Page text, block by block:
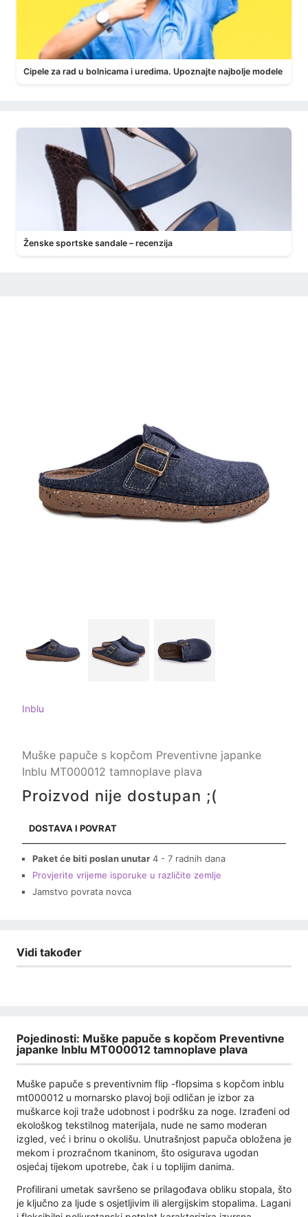
Cipele za rad u bolnicama i uredima. Upoznajte najbolje modele
Ženske sportske sandale – recenzija
Inblu
Muške papuče s kopčom Preventivne japanke
Inblu MT000012 tamnoplave plava
Proizvod nije dostupan ;(
DOSTAVA I POVRAT
Paket će biti poslan unutar 4 - 7 radnih dana
Provjerite vrijeme isporuke u različite zemlje
Jamstvo povrata novca
Vidi također
Pojedinosti: Muške papuče s kopčom Preventivne
japanke Inblu MT000012 tamnoplave plava
Muške papuče s preventivnim flip -flopsima s kopčom inblu
mt000012 u mornarsko plavoj boji odličan je izbor za
muškarce koji traže udobnost i podršku za noge. Izrađeni od
ekološkog tekstilnog materijala, nude ne samo moderan
izgled, već i brinu o okolišu. Unutrašnjost papuča obložena je
mekom i prozračnom tkaninom, što osigurava ugodan
osjećaj tijekom upotrebe, čak i u toplijim danima.
Profilirani umetak savršeno se prilagođava obliku stopala, što
je ključno za ljude s osjetljivim ili alergijskim stopalima. Lagani